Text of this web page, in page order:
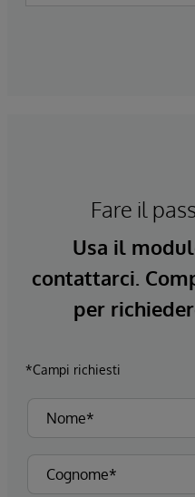
Fare il
Usa il
contattarci.
per
*Campi richiesti